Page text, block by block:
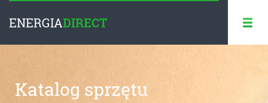
ENERGIADIRECT
Katalog sprzętu